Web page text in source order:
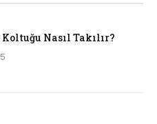
Koltuğu Nasıl Takılır?